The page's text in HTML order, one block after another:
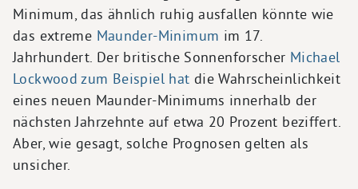
Minimum, das ähnlich ruhig ausfallen könnte wie
das extreme Maunder-Minimum im 17.
Jahrhundert. Der britische Sonnenforscher Michael
Lockwood zum Beispiel hat die Wahrscheinlichkeit
eines neuen Maunder-Minimums innerhalb der
nächsten Jahrzehnte auf etwa 20 Prozent beziffert.
Aber, wie gesagt, solche Prognosen gelten als
unsicher.